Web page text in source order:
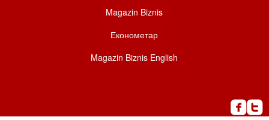
Magazin Biznis
Економетар
Magazin Biznis English